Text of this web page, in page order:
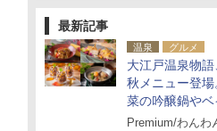
最新記事
温泉 グルメ
大江戸温泉物
秋メニュー登
菜の吟醸鍋や
ン、ショコラ＆
Premium/わんわ